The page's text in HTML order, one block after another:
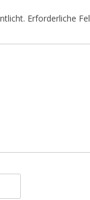
Erforderliche